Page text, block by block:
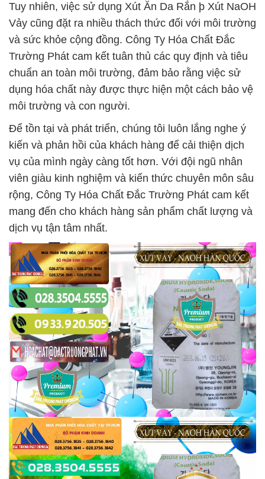
Tuy nhiên, việc sử dụng Xút Ăn Da Rắn þ Xút NaOH
Vảy cũng đặt ra nhiều thách thức đối với môi trường
và sức khỏe cộng đồng. Công Ty Hóa Chất Đắc
Trường Phát cam kết tuân thủ các quy định và tiêu
chuẩn an toàn môi trường, đảm bảo rằng việc sử
dụng hóa chất này được thực hiện một cách bảo vệ
môi trường và con người.
Để tồn tại và phát triển, chúng tôi luôn lắng nghe ý
kiến và phản hồi của khách hàng để cải thiện dịch
vụ của mình ngày càng tốt hơn. Với đội ngũ nhân
viên giàu kinh nghiệm và kiến thức chuyên môn sâu
rộng, Công Ty Hóa Chất Đắc Trường Phát cam kết
mang đến cho khách hàng sản phẩm chất lượng và
dịch vụ tận tâm nhất.